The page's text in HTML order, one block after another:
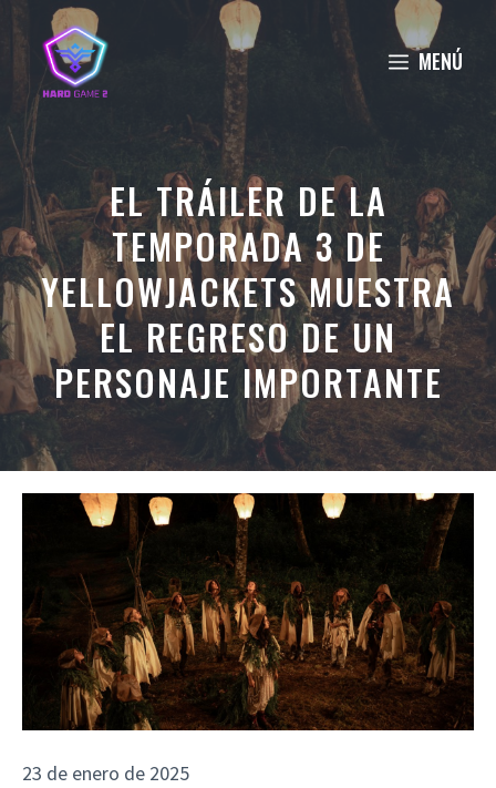
contenido
MENÚ
EL TRÁILER DE LA
TEMPORADA 3 DE
YELLOWJACKETS MUESTRA
EL REGRESO DE UN
PERSONAJE IMPORTANTE
23 de enero de 2025